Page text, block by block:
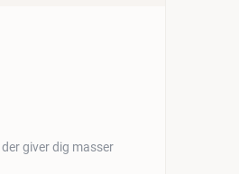
giver dig masser